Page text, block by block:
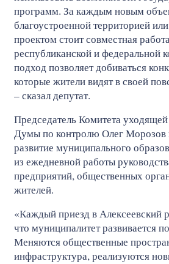
программ. За каждым новым
благоустроенной территорией
проектом стоит совместная
республиканской и федеральной
подход позволяет добиваться
которые жители видят в своей
– сказал депутат.
Председатель Комитета
Думы по контролю Олег Морозов
развитие муниципального
из ежедневной работы
предприятий, общественных
жителей.
«Каждый приезд в Алексеевский
что муниципалитет развивается
Меняются общественные
инфраструктура, реализуются